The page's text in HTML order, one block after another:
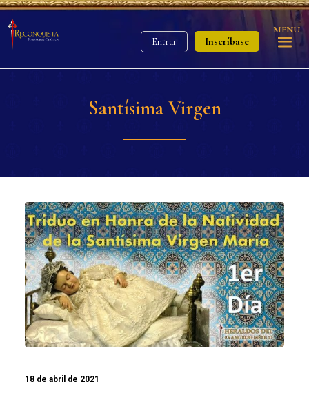
Entrar Inscríbase
MENU
Santísima Virgen
18 de abril de 2021